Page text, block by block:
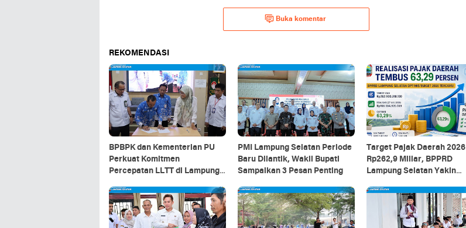
Buka komentar
REKOMENDASI
BPBPK dan Kementerian PU
Perkuat Komitmen
Percepatan LLTT di Lampung
PMI Lampung Selatan Periode
Baru Dilantik, Wakil Bupati
Sampaikan 3 Pesan Penting
Target Pajak Daerah 2026
Rp262,9 Miliar, BPPRD
Lampung Selatan Yakin